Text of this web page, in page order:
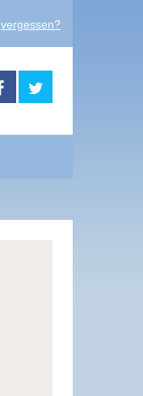
vergessen?